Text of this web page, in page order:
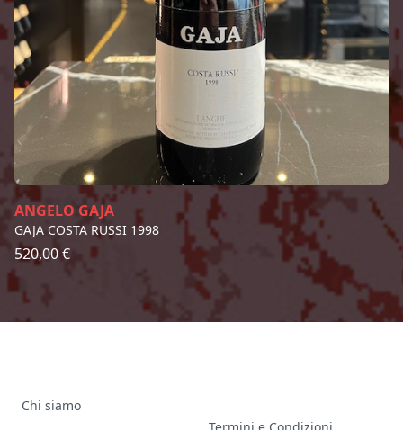
ANGELO GAJA
GAJA COSTA RUSSI 1998
520,00 €
Chi siamo